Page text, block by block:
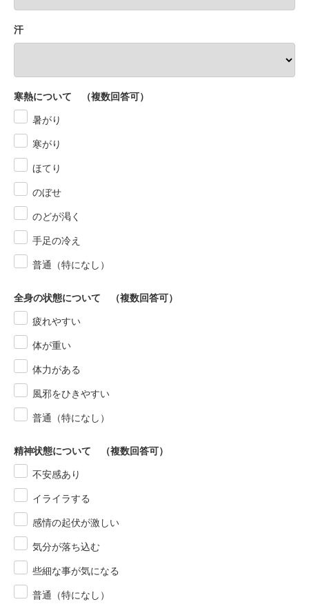
汗
寒熱について （複数回答可）
暑がり
寒がり
ほてり
のぼせ
のどが渇く
手足の冷え
普通（特になし）
全身の状態について （複数回答可）
疲れやすい
体が重い
体力がある
風邪をひきやすい
普通（特になし）
精神状態について （複数回答可）
不安感あり
イライラする
感情の起伏が激しい
気分が落ち込む
些細な事が気になる
普通（特になし）